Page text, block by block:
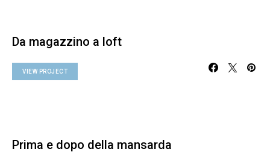
Da magazzino a loft
VIEW PROJECT
Prima e dopo della mansarda